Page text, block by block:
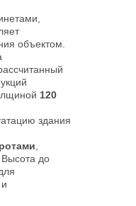
объектом.
120
здания
Высота до